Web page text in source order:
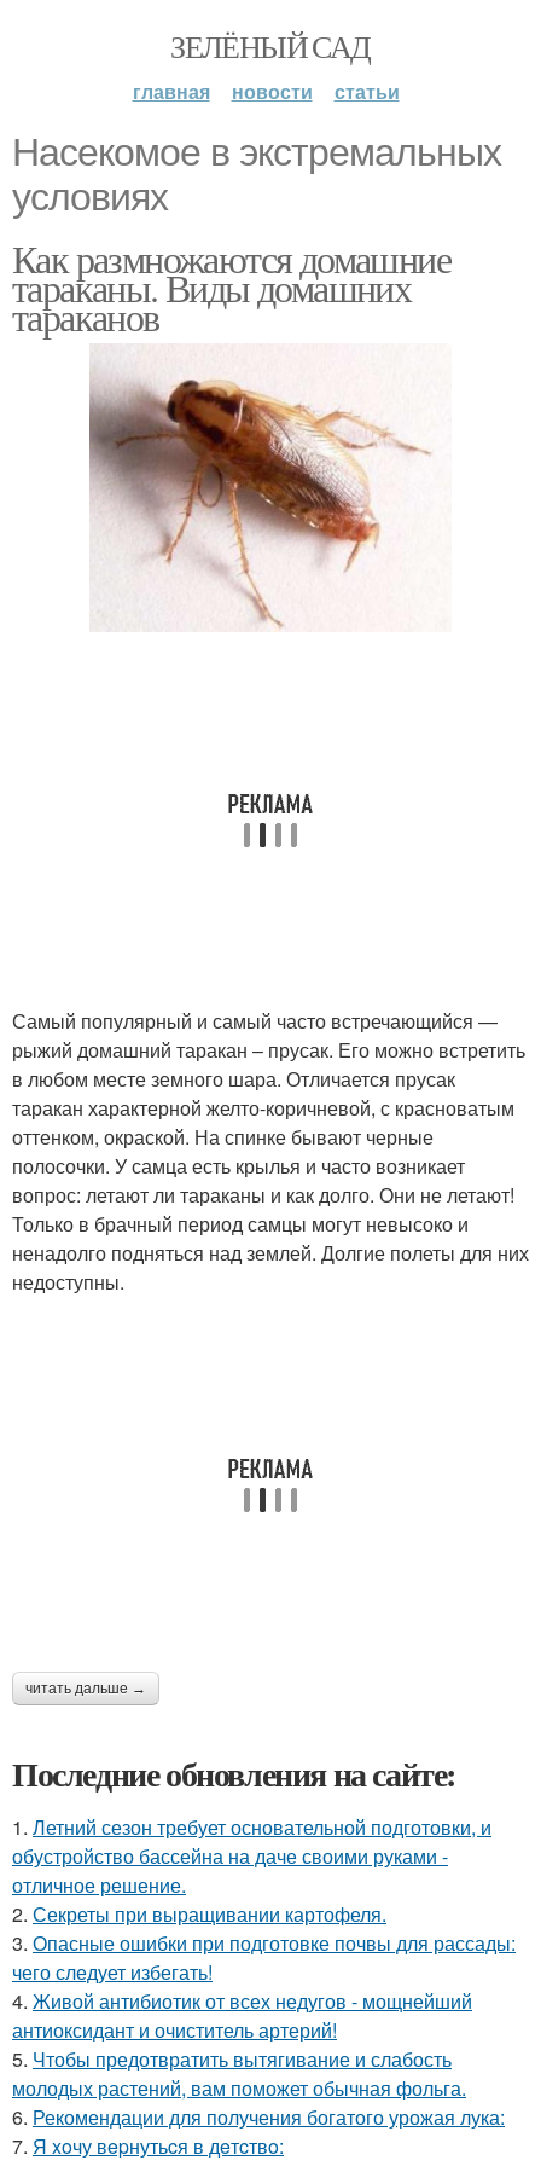
ЗЕЛЁНЫЙ САД
главная новости статьи
Насекомое в экстремальных
условиях
Как размножаются домашние
тараканы. Виды домашних
тараканов
Самый популярный и самый часто встречающийся —
рыжий домашний таракан – прусак. Его можно встретить
в любом месте земного шара. Отличается прусак
таракан характерной желто-коричневой, с красноватым
оттенком, окраской. На спинке бывают черные
полосочки. У самца есть крылья и часто возникает
вопрос: летают ли тараканы и как долго. Они не летают!
Только в брачный период самцы могут невысоко и
ненадолго подняться над землей. Долгие полеты для них
недоступны.
читать дальше →
Последние обновления на сайте:
1. Летний сезон требует основательной подготовки, и
обустройство бассейна на даче своими руками -
отличное решение.
2. Секреты при выращивании картофеля.
3. Опасные ошибки при подготовке почвы для рассады:
чего следует избегать!
4. Живой антибиотик от всех недугов - мощнейший
антиоксидант и очиститель артерий!
5. Чтобы предотвратить вытягивание и слабость
молодых растений, вам поможет обычная фольга.
6. Рекомендации для получения богатого урожая лука:
7. Я xoчу вepнутьcя в дeтcтвo: